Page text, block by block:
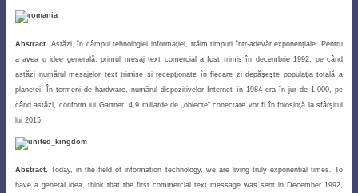
Abstract. Astăzi, în câmpul tehnologiei informaţiei, trăim timpuri într-adevăr exponenţiale. Pentru
a avea o idee generală, primul mesaj text comercial a fost trimis în decembrie 1992, pe când
astăzi numărul mesajelor text trimise şi recepţionate în fiecare zi depăşeşte populaţia totală a
planetei. În termeni de hardware, numărul dispozitivelor Internet în 1984 era în jur de 1.000, pe
când astăzi, conform lui Gartner, 4,9 miliarde de „obiecte” conectate vor fi în folosinţă la sfârşitul
lui 2015.
Abstract.Today, in the field of information technology, we are living truly exponential times. To
have a general idea, think that the first commercial text message was sent in December 1992,